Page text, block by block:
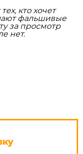
кто хочет
фальшивые
за просмотр
нет.